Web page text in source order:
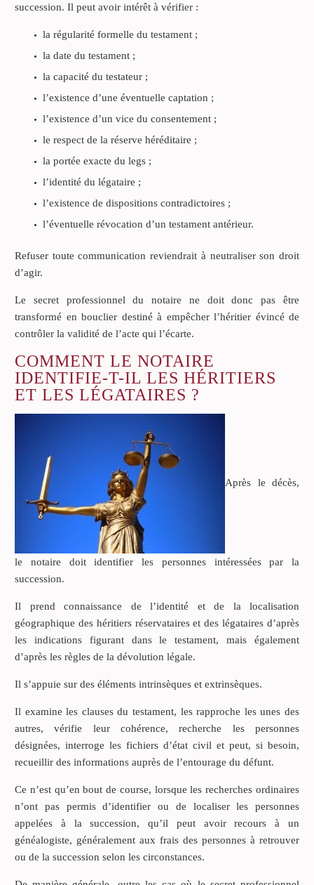
succession. Il peut avoir intérêt à vérifier :
la régularité formelle du testament ;
la date du testament ;
la capacité du testateur ;
l’existence d’une éventuelle captation ;
l’existence d’un vice du consentement ;
le respect de la réserve héréditaire ;
la portée exacte du legs ;
l’identité du légataire ;
l’existence de dispositions contradictoires ;
l’éventuelle révocation d’un testament antérieur.
Refuser toute communication reviendrait à neutraliser son droit
d’agir.
Le secret professionnel du notaire ne doit donc pas être
transformé en bouclier destiné à empêcher l’héritier évincé de
contrôler la validité de l’acte qui l’écarte.
COMMENT LE NOTAIRE
IDENTIFIE-T-IL LES HÉRITIERS
ET LES LÉGATAIRES ?
Après le décès,
le notaire doit identifier les personnes intéressées par la
succession.
Il prend connaissance de l’identité et de la localisation
géographique des héritiers réservataires et des légataires d’après
les indications figurant dans le testament, mais également
d’après les règles de la dévolution légale.
Il s’appuie sur des éléments intrinsèques et extrinsèques.
Il examine les clauses du testament, les rapproche les unes des
autres, vérifie leur cohérence, recherche les personnes
désignées, interroge les fichiers d’état civil et peut, si besoin,
recueillir des informations auprès de l’entourage du défunt.
Ce n’est qu’en bout de course, lorsque les recherches ordinaires
n’ont pas permis d’identifier ou de localiser les personnes
appelées à la succession, qu’il peut avoir recours à un
généalogiste, généralement aux frais des personnes à retrouver
ou de la succession selon les circonstances.